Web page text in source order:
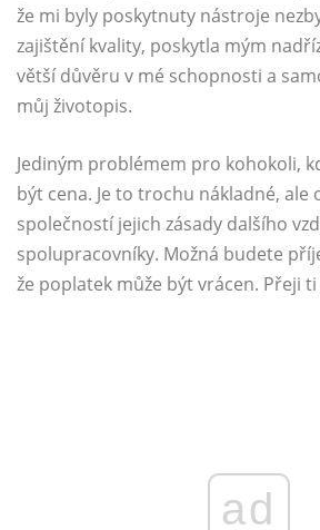
že mi byly poskytnuty nástroje
zajištění kvality, poskytla mým
větší důvěru v mé schopnosti a
můj životopis.
Jediným problémem pro kohokoli,
být cena. Je to trochu nákladné, ale
společností jejich zásady dalšího
spolupracovníky. Možná budete
že poplatek může být vrácen. Přeji
ad